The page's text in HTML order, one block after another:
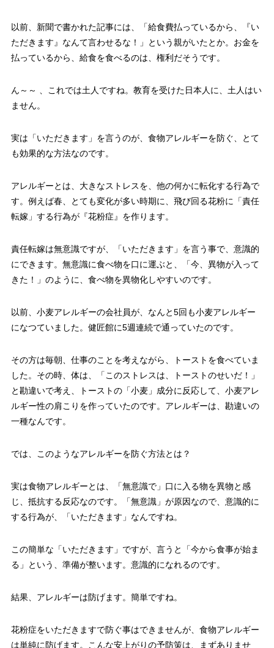
以前、新聞で書かれた記事には、「給食費払っているから、『い
ただきます』なんて言わせるな！」という親がいたとか。お金を
払っているから、給食を食べるのは、権利だそうです。
ん～～ 、これでは土人ですね。教育を受けた日本人に、土人はい
ません。
実は「いただきます」を言うのが、食物アレルギーを防ぐ、とて
も効果的な方法なのです。
アレルギーとは、大きなストレスを、他の何かに転化する行為で
す。例えば春、とても変化が多い時期に、飛び回る花粉に「責任
転嫁」する行為が『花粉症』を作ります。
責任転嫁は無意識ですが、「いただきます」を言う事で、意識的
にできます。無意識に食べ物を口に運ぶと、「今、異物が入って
きた！」のように、食べ物を異物化しやすいのです。
以前、小麦アレルギーの会社員が、なんと5回も小麦アレルギー
になつていました。健匠館に5週連続で通っていたのです。
その方は毎朝、仕事のことを考えながら、トーストを食べていま
した。その時、体は、「このストレスは、トーストのせいだ！」
と勘違いで考え、トーストの「小麦」成分に反応して、小麦アレ
ルギー性の肩こりを作っていたのです。アレルギーは、勘違いの
一種なんです。
では、このようなアレルギーを防ぐ方法とは？
実は食物アレルギーとは、「無意識で」口に入る物を異物と感
じ、抵抗する反応なのです。「無意識」が原因なので、意識的に
する行為が、「いただきます」なんですね。
この簡単な「いただきます」ですが、言うと「今から食事が始ま
る」という、準備が整います。意識的になれるのです。
結果、アレルギーは防げます。簡単ですね。
花粉症をいただきますで防ぐ事はできませんが、食物アレルギー
は単純に防げます。こんな安上がりの予防策は、まずありませ